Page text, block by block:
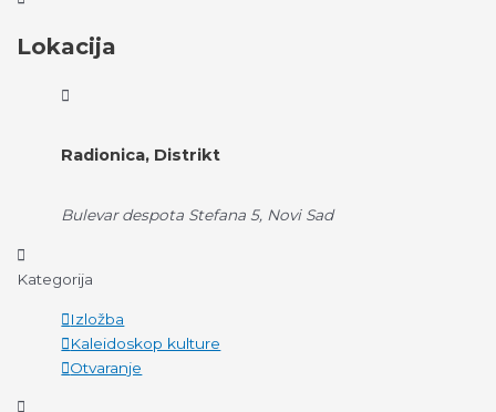
Lokacija
Radionica, Distrikt
Bulevar despota Stefana 5, Novi Sad
Kategorija
Izložba
Kaleidoskop kulture
Otvaranje